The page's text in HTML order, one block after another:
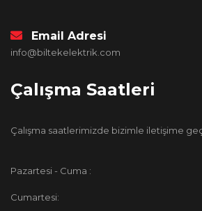
Email Adresi
info@biltekelektrik.com
Çalışma Saatleri
Çalışma saatlerimizde bizimle iletişime
Pazartesi - Cuma :
Cumartesi: